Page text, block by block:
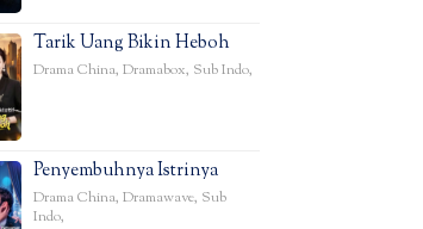
Tarik Uang Bikin Heboh
Drama China, Dramabox, Sub Indo,
Penyembuhnya Istrinya
Drama China, Dramawave, Sub
Indo,